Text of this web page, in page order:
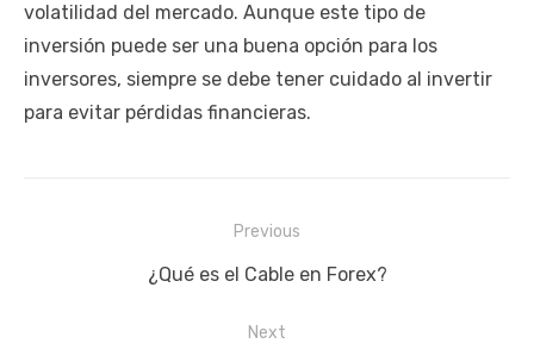
volatilidad del mercado. Aunque este tipo de
inversión puede ser una buena opción para los
inversores, siempre se debe tener cuidado al invertir
para evitar pérdidas financieras.
Previous
Previous
¿Qué es el Cable en Forex?
Next